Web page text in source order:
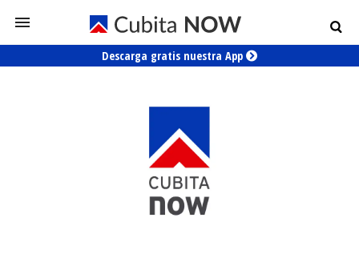
Descarga gratis nuestra App